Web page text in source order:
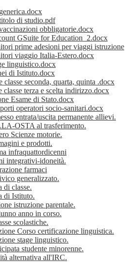
di studio.pdf
obbligatorie.docx
GSuite for Education_2.docx
prime adesioni per viaggi istruzione
viaggio Italia-Estero.docx
linguistico.docx
di Istituto.docx
classe seconda, quarta, quinta .docx
classe terza e scelta indirizzo.docx
Esame di Stato.docx
operatori socio-sanitari.docx
entrata/uscita permanente allievi.
OSTA al trasferimento.
Scienze motorie.
e prodotti.
infraquattordicenni
integrativi-idoneità.
farmaci
generalizzato.
di classe.
di Istituto.
istruzione parentale.
anno in corso.
scolastiche.
Corso certificazione linguistica.
stage linguistico.
studente minorenne.
alternativa all'IRC.